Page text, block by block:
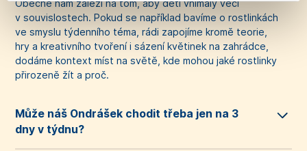
Obecně nám záleží na tom, aby děti vnímaly věci
v souvislostech. Pokud se například bavíme o rostlinkách
ve smyslu týdenního téma, rádi zapojíme kromě teorie,
hry a kreativního tvoření i sázení květinek na zahrádce,
dodáme kontext míst na světě, kde mohou jaké rostlinky
přirozeně žít a proč.
Může náš Ondrášek chodit třeba jen na 3
dny v týdnu?